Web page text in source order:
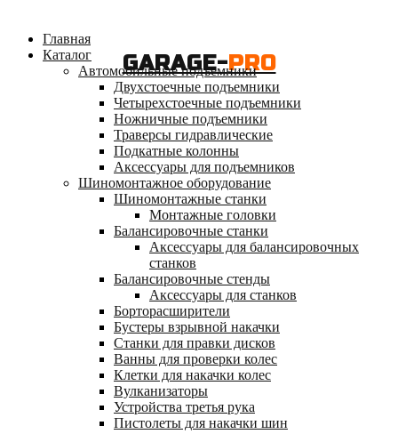
GARAGE-PRO
Главная
Каталог
Автомобильные подъемники
Двухстоечные подъемники
Четырехстоечные подъемники
Ножничные подъемники
Траверсы гидравлические
Подкатные колонны
Аксессуары для подъемников
Шиномонтажное оборудование
Шиномонтажные станки
Монтажные головки
Балансировочные станки
Аксессуары для балансировочных
станков
Балансировочные стенды
Аксессуары для станков
Борторасширители
Бустеры взрывной накачки
Станки для правки дисков
Ванны для проверки колес
Клетки для накачки колес
Вулканизаторы
Устройства третья рука
Пистолеты для накачки шин